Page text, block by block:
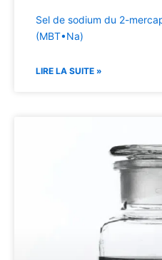
Sel de sodium du 2-
(MBT•Na)
LIRE LA SUITE »